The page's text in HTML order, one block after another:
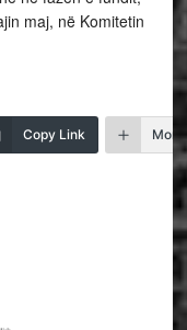
maj, në Komitetin
Copy Link More